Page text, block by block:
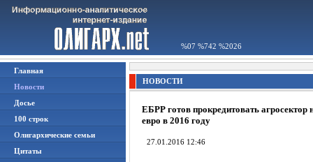
%07 %742 %2026
Главная
Новости
Досье
100 строк
Олигархические семьи
Цитаты
НОВОСТИ
ЕБРР готов прокредитовать агросектор
евро в 2016 году
27.01.2016 12:46